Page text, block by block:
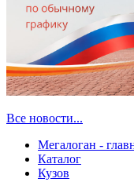
Все новости...
Мегалоган -
Каталог
Кузов